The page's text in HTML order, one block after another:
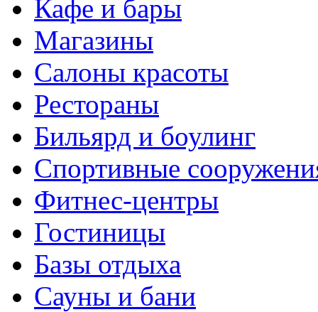
Кафе и бары
Магазины
Салоны красоты
Рестораны
Бильярд и боулинг
Спортивные
Фитнес-центры
Гостиницы
Базы отдыха
Сауны и бани